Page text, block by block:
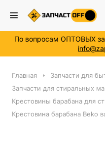
По вопросам ОПТОВЫХ
Главная
Запчасти для
Запчасти для стиральных
Крестовины барабана для
Крестовина барабана Beko